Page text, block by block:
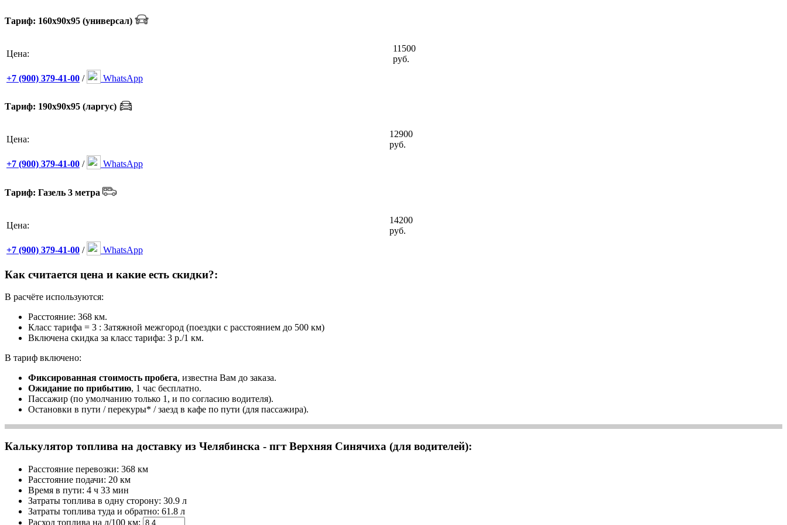
Тариф: 160х90х95 (универсал)
Цена:
11500
руб.
+7 (900) 379-41-00 / WhatsApp
Тариф: 190х90х95 (ларгус)
Цена:
12900
руб.
+7 (900) 379-41-00 / WhatsApp
Тариф: Газель 3 метра
Цена:
14200
руб.
+7 (900) 379-41-00 / WhatsApp
Как считается цена и какие есть скидки?:
В расчёте используются:
Расстояние: 368 км.
Класс тарифа = 3 : Затяжной межгород (поездки с расстоянием до 500 км)
Включена скидка за класс тарифа: 3 р./1 км.
В тариф включено:
Фиксированная стоимость пробега, известна Вам до заказа.
Ожидание по прибытию, 1 час бесплатно.
Пассажир (по умолчанию только 1, и по согласию водителя).
Остановки в пути / перекуры* / заезд в кафе по пути (для пассажира).
Калькулятор топлива на доставку из Челябинска - пгт Верхняя Синячиха (для водителей):
Расстояние перевозки: 368 км
Расстояние подачи: 20 км
Время в пути: 4 ч 33 мин
Затраты топлива в одну сторону: 30.9 л
Затраты топлива туда и обратно: 61.8 л
Расход топлива на л/100 км: